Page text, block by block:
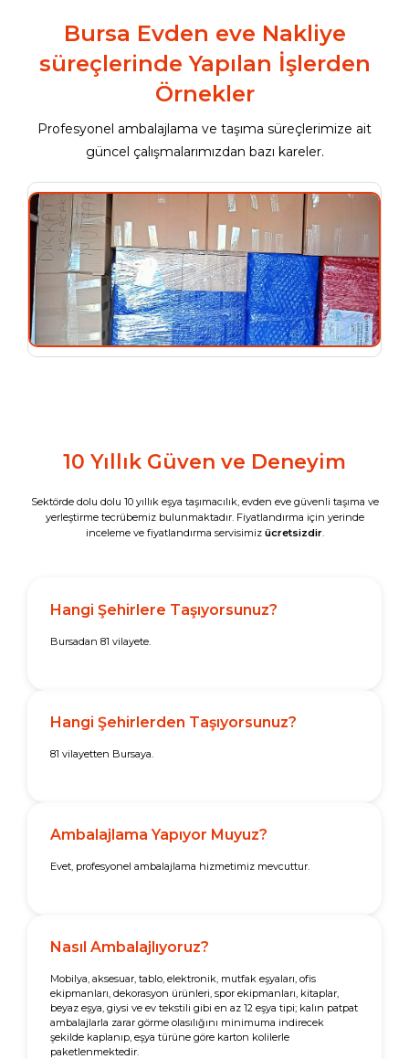
Bursa Evden eve Nakliye
süreçlerinde Yapılan İşlerden
Örnekler
Profesyonel ambalajlama ve taşıma süreçlerimize ait
güncel çalışmalarımızdan bazı kareler.
10 Yıllık Güven ve Deneyim
Sektörde dolu dolu 10 yıllık eşya taşımacılık, evden eve güvenli taşıma ve
yerleştirme tecrübemiz bulunmaktadır. Fiyatlandırma için yerinde
inceleme ve fiyatlandırma servisimiz ücretsizdir.
Hangi Şehirlere Taşıyorsunuz?
Bursadan 81 vilayete.
Hangi Şehirlerden Taşıyorsunuz?
81 vilayetten Bursaya.
Ambalajlama Yapıyor Muyuz?
Evet, profesyonel ambalajlama hizmetimiz mevcuttur.
Nasıl Ambalajlıyoruz?
Mobilya, aksesuar, tablo, elektronik, mutfak eşyaları, ofis
ekipmanları, dekorasyon ürünleri, spor ekipmanları, kitaplar,
beyaz eşya, giysi ve ev tekstili gibi en az 12 eşya tipi; kalın patpat
ambalajlarla zarar görme olasılığını minimuma indirecek
şekilde kaplanıp, eşya türüne göre karton kolilerle
paketlenmektedir.